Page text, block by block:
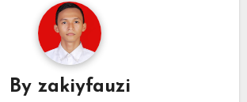
By zakiyfauzi